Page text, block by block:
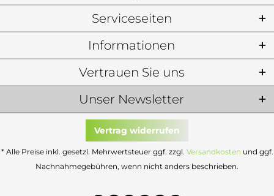
Serviceseiten
Informationen
Unser Newsletter
Vertrauen Sie uns
Vertrag widerrufen
* Alle Preise inkl. gesetzl. Mehrwertsteuer ggf. zzgl. Versandkosten und ggf.
Nachnahmegebühren, wenn nicht anders beschrieben.